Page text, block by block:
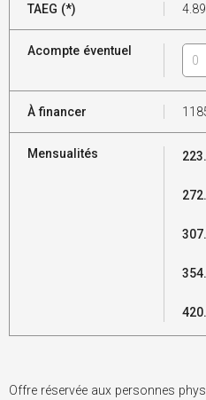
TAEG (*) 4.89
Acompte éventuel
À financer
Mensualités
Offre réservée aux personnes